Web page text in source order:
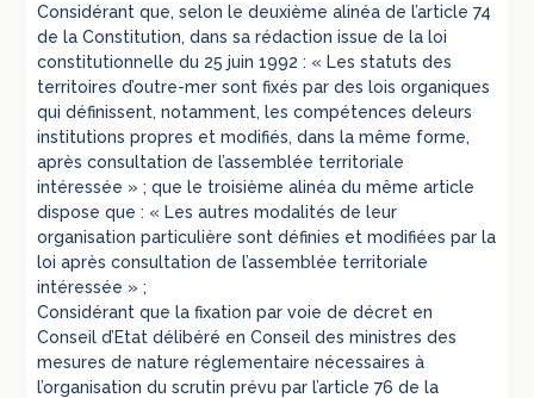
Considérant que, selon le deuxième alinéa de l’article 74
de la Constitution, dans sa rédaction issue de la loi
constitutionnelle du 25 juin 1992 : « Les statuts des
territoires d’outre-mer sont fixés par des lois organiques
qui définissent, notamment, les compétences deleurs
institutions propres et modifiés, dans la même forme,
après consultation de l’assemblée territoriale
intéressée » ; que le troisième alinéa du même article
dispose que : « Les autres modalités de leur
organisation particulière sont définies et modifiées par la
loi après consultation de l’assemblée territoriale
intéressée » ;
Considérant que la fixation par voie de décret en
Conseil d’Etat délibéré en Conseil des ministres des
mesures de nature réglementaire nécessaires à
l’organisation du scrutin prévu par l’article 76 de la